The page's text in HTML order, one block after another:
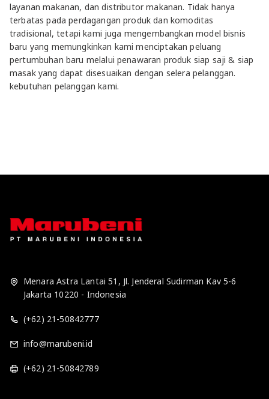
layanan makanan, dan distributor makanan. Tidak hanya
terbatas pada perdagangan produk dan komoditas
tradisional, tetapi kami juga mengembangkan model bisnis
baru yang memungkinkan kami menciptakan peluang
pertumbuhan baru melalui penawaran produk siap saji & siap
masak yang dapat disesuaikan dengan selera pelanggan.
kebutuhan pelanggan kami.
Menara Astra Lantai 51, Jl. Jenderal Sudirman Kav 5-6
Jakarta 10220 - Indonesia
(+62) 21-50842777
info@marubeni.id
(+62) 21-50842789